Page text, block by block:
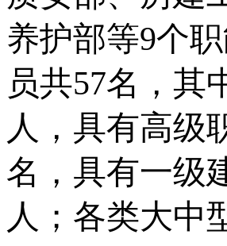
养护部等9个
员共57名，其
人， 具有高级
名，具有一级
人；各类大中